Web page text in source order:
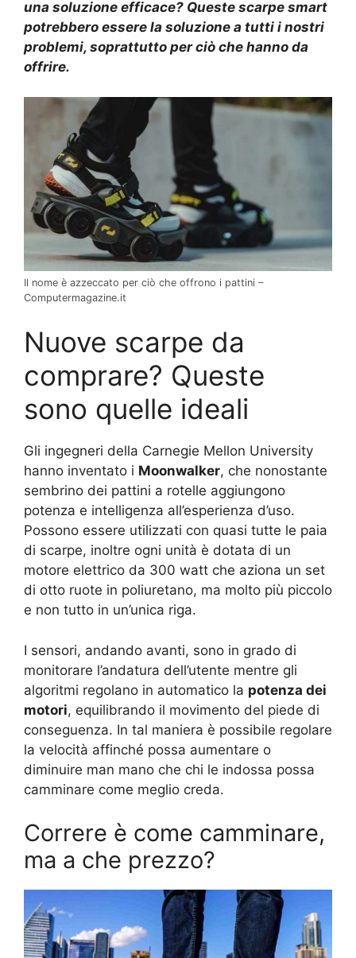
una soluzione efficace? Queste scarpe smart
potrebbero essere la soluzione a tutti i nostri
problemi, soprattutto perciò che hanno da
offrire.
Il nome è azzeccato per ciò che offrono i pattini –
Computermagazine.it
Nuove scarpe da
comprare? Queste
sono quelle ideali
Gli ingegneri della Carnegie Mellon University
hanno inventato i Moonwalker, che nonostante
sembrino dei pattini a rotelle aggiungono
potenza e intelligenza all’esperienza d’uso.
Possono essere utilizzati con quasi tutte le paia
di scarpe, inoltre ogni unità è dotata di un
motore elettrico da 300 watt che aziona un set
di otto ruote in poliuretano, ma molto più piccolo
e non tutto in un’unica riga.
I sensori, andando avanti, sono in grado di
monitorare l’andatura dell’utente mentre gli
algoritmi regolano in automatico la potenza dei
motori, equilibrando il movimento del piede di
conseguenza. In tal maniera è possibile regolare
la velocità affinché possa aumentare o
diminuire man mano che chi le indossa possa
camminare come meglio creda.
Correre è come camminare,
ma a che prezzo?